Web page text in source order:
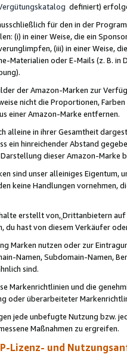
definiert)
für den in der
(i) in einer Weise, die ein
(iii) in einer Weise,
Materialien oder E-Mails (z. B. in
der Amazon-Marken zur
nicht die Proportionen,
einer Amazon-Marke entfernen.
alleine in ihrer Gesamtheit
ein hinreichender Abstand
dieser Amazon-Marke
sind unser alleiniges
keine Handlungen vornehmen,
erstellt von,Drittanbietern auf
du hast von diesem Verkäufer
Marken nutzen oder zur
Namen, Subdomain-Namen,
sind.
Markenrichtlinien und die
oder überarbeiteter
jede unbefugte Nutzung bzw.
Maßnahmen zu ergreifen.
Lizenz- und